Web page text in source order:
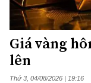
Giá vàng
lên
Thứ 3, 04/08/2026 | 19:16